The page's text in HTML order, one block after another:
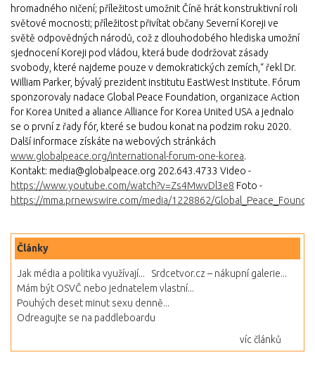
hromadného ničení; příležitost umožnit Číně hrát konstruktivní roli
světové mocnosti; příležitost přivítat občany Severní Koreji ve
světě odpovědných národů, což z dlouhodobého hlediska umožní
sjednocení Koreji pod vládou, která bude dodržovat zásady
svobody, které najdeme pouze v demokratických zemích,“ řekl Dr.
William Parker, bývalý prezident institutu EastWest Institute. Fórum
sponzorovaly nadace Global Peace Foundation, organizace Action
for Korea United a aliance Alliance for Korea United USA a jednalo
se o první z řady fór, které se budou konat na podzim roku 2020.
Další informace získáte na webových stránkách
www.globalpeace.org/international-forum-one-korea.
Kontakt: media@globalpeace.org 202.643.4733 Video -
https://www.youtube.com/watch?v=Zs4MwvDl3e8 Foto -
https://mma.prnewswire.com/media/1228862/
Články
Jak média a politika využívají...
Srdcetvor.cz – nákupní galerie...
Mám být OSVČ nebo jednatelem vlastní...
Pouhých deset minut sexu denně...
Odreagujte se na paddleboardu
víc článků